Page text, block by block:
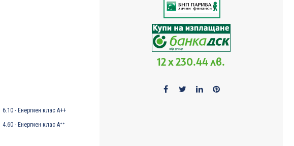
6.10 - Енергиен клас A++
4.60 - Енергиен клас Aᐩᐩ
12 x 230.44 лв.